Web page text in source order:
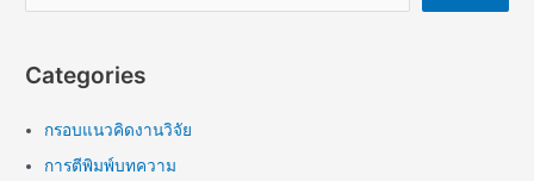
Categories
กรอบแนวคิดงานวิจัย
การตีพิมพ์บทความ